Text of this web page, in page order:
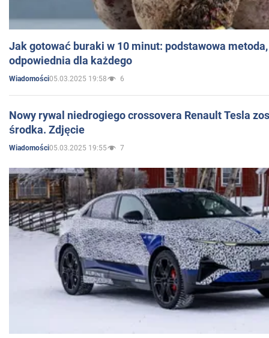
Jak gotować buraki w 10 minut: podstawowa
odpowiednia dla każdego
Wiadomości05.03.2025 19:58 6
Nowy rywal niedrogiego crossovera Renault Tesla
środka. Zdjęcie
Wiadomości05.03.2025 19:55 7